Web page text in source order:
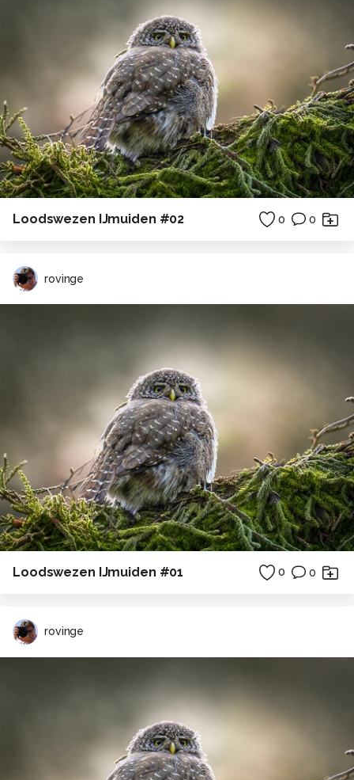
Loodswezen IJmuiden #02 0 0
rovinge
Loodswezen IJmuiden #01 0 0
rovinge